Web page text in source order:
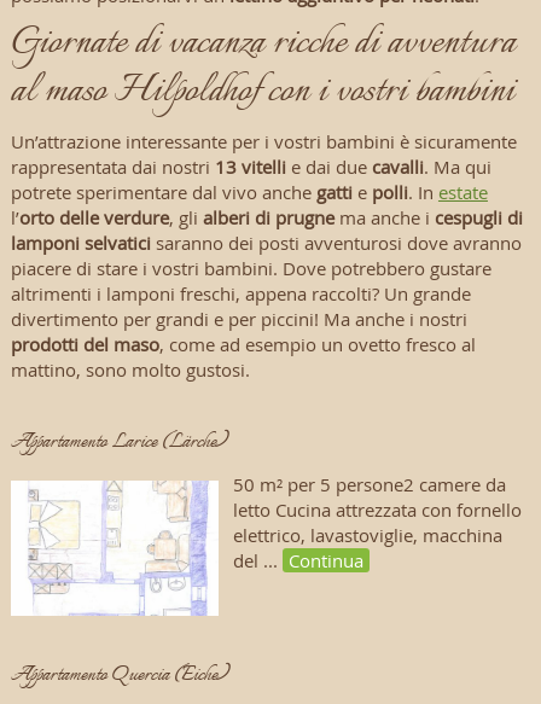
Giornate di vacanza ricche di avventura
al maso Hilpoldhof con i vostri bambini
Un’attrazione interessante per i vostri bambini è sicuramente
rappresentata dai nostri 13 vitelli e dai due cavalli. Ma qui
potrete sperimentare dal vivo anche gatti e polli. In estate
l’orto delle verdure, gli alberi di prugnema anche i cespugli di
lamponi selvatici saranno dei posti avventurosi dove avranno
piacere di stare i vostri bambini. Dove potrebbero gustare
altrimenti i lamponi freschi, appena raccolti? Un grande
divertimento per grandi e per piccini! Ma anche i nostri
prodotti del maso, come ad esempio un ovetto fresco al
mattino, sono molto gustosi.
Appartamento Larice (Lärche)
50 m² per 5 persone2 camere da
letto Cucina attrezzata con fornello
elettrico, lavastoviglie, macchina
del ... Continua
Appartamento Quercia (Eiche)